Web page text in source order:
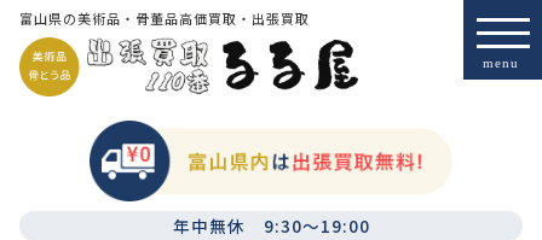
富山県の美術品・骨董品高価買取・出張買取
年中無休 9:30～19:00